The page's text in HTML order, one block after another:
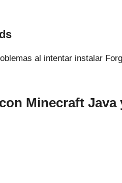
al intentar instalar
Minecraft Java